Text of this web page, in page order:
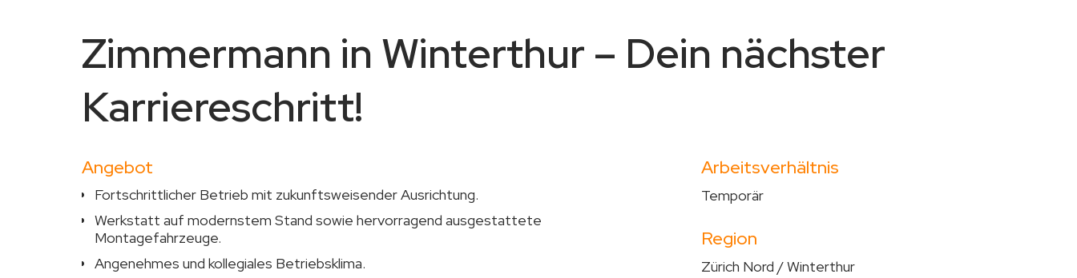
Zimmermann in Winterthur – Dein nächster
Karriereschritt!
Angebot
Fortschrittlicher Betrieb mit zukunftsweisender Ausrichtung.
Werkstatt auf modernstem Stand sowie hervorragend ausgestattete
Montagefahrzeuge.
Angenehmes und kollegiales Betriebsklima.
Arbeitsverhältnis
Temporär
Region
Zürich Nord / Winterthur